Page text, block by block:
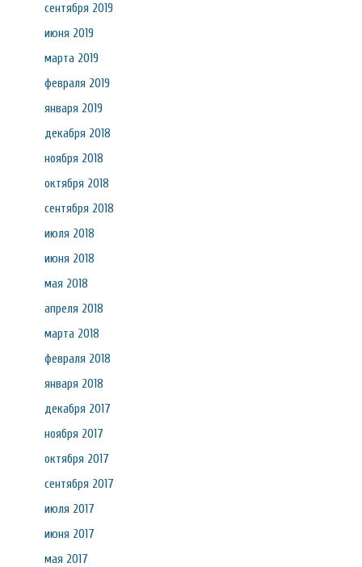
сентября 2019
июня 2019
марта 2019
февраля 2019
января 2019
декабря 2018
ноября 2018
октября 2018
сентября 2018
июля 2018
июня 2018
мая 2018
апреля 2018
марта 2018
февраля 2018
января 2018
декабря 2017
ноября 2017
октября 2017
сентября 2017
июля 2017
июня 2017
мая 2017